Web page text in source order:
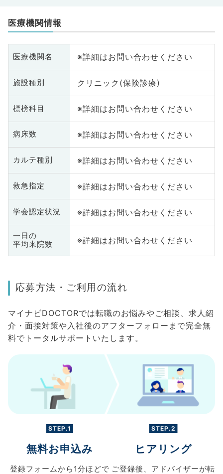
医療機関情報
医療機関名 ※詳細はお問い合わせください
施設種別 クリニック(保険診療)
標榜科目 ※詳細はお問い合わせください
病床数 ※詳細はお問い合わせください
カルテ種別 ※詳細はお問い合わせください
救急指定 ※詳細はお問い合わせください
学会認定状況 ※詳細はお問い合わせください
一日の
平均来院数
※詳細はお問い合わせください
応募方法・ご利用の流れ
マイナビDOCTORでは転職のお悩みやご相談、求人紹
介・面接対策や入社後のアフターフォローまで完全無
料でトータルサポートいたします。
STEP.1
無料お申込み
登録フォームから 1分ほどで
STEP.2
ヒアリング
ご登録後、 アドバイザーが転